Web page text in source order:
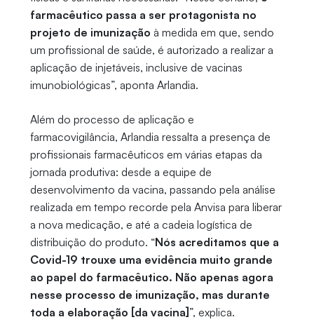
farmacêutico passa a ser protagonista no
projeto de imunização à medida em que, sendo
um profissional de saúde, é autorizado a realizar a
aplicação de injetáveis, inclusive de vacinas
imunobiológicas”, aponta Arlandia.
Além do processo de aplicação e
farmacovigilância, Arlandia ressalta a presença de
profissionais farmacêuticos em várias etapas da
jornada produtiva: desde a equipe de
desenvolvimento da vacina, passando pela análise
realizada em tempo recorde pela Anvisa para liberar
a nova medicação, e até a cadeia logística de
distribuição do produto. “Nós acreditamos que a
Covid-19 trouxe uma evidência muito grande
ao papel do farmacêutico. Não apenas agora
nesse processo de imunização, mas durante
toda a elaboração [da vacina] ”, explica.